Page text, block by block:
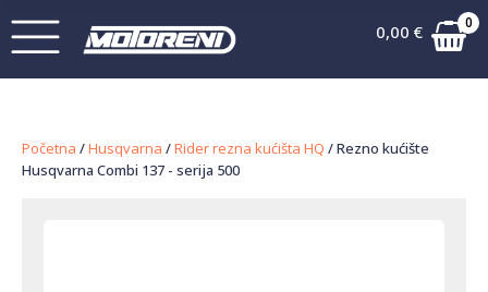
0,00 € 0
Početna /Husqvarna /Rider rezna kućišta HQ / Rezno kućište
Husqvarna Combi 137 - serija 500